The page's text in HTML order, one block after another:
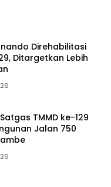
Direhabilitasi
Ditargetkan Lebih
TMMD ke-129
Jalan 750